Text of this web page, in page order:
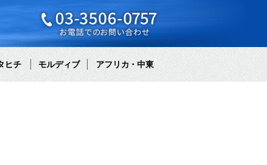
ヒチ モルディブ アフリカ・中東